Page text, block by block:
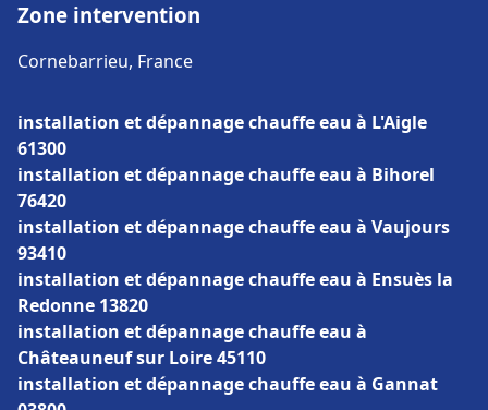
Zone intervention
Cornebarrieu, France
installation et dépannage chauffe eau à L'Aigle
61300
installation et dépannage chauffe eau à Bihorel
76420
installation et dépannage chauffe eau à Vaujours
93410
installation et dépannage chauffe eau à Ensuès la
Redonne 13820
installation et dépannage chauffe eau à
Châteauneuf sur Loire 45110
installation et dépannage chauffe eau à Gannat